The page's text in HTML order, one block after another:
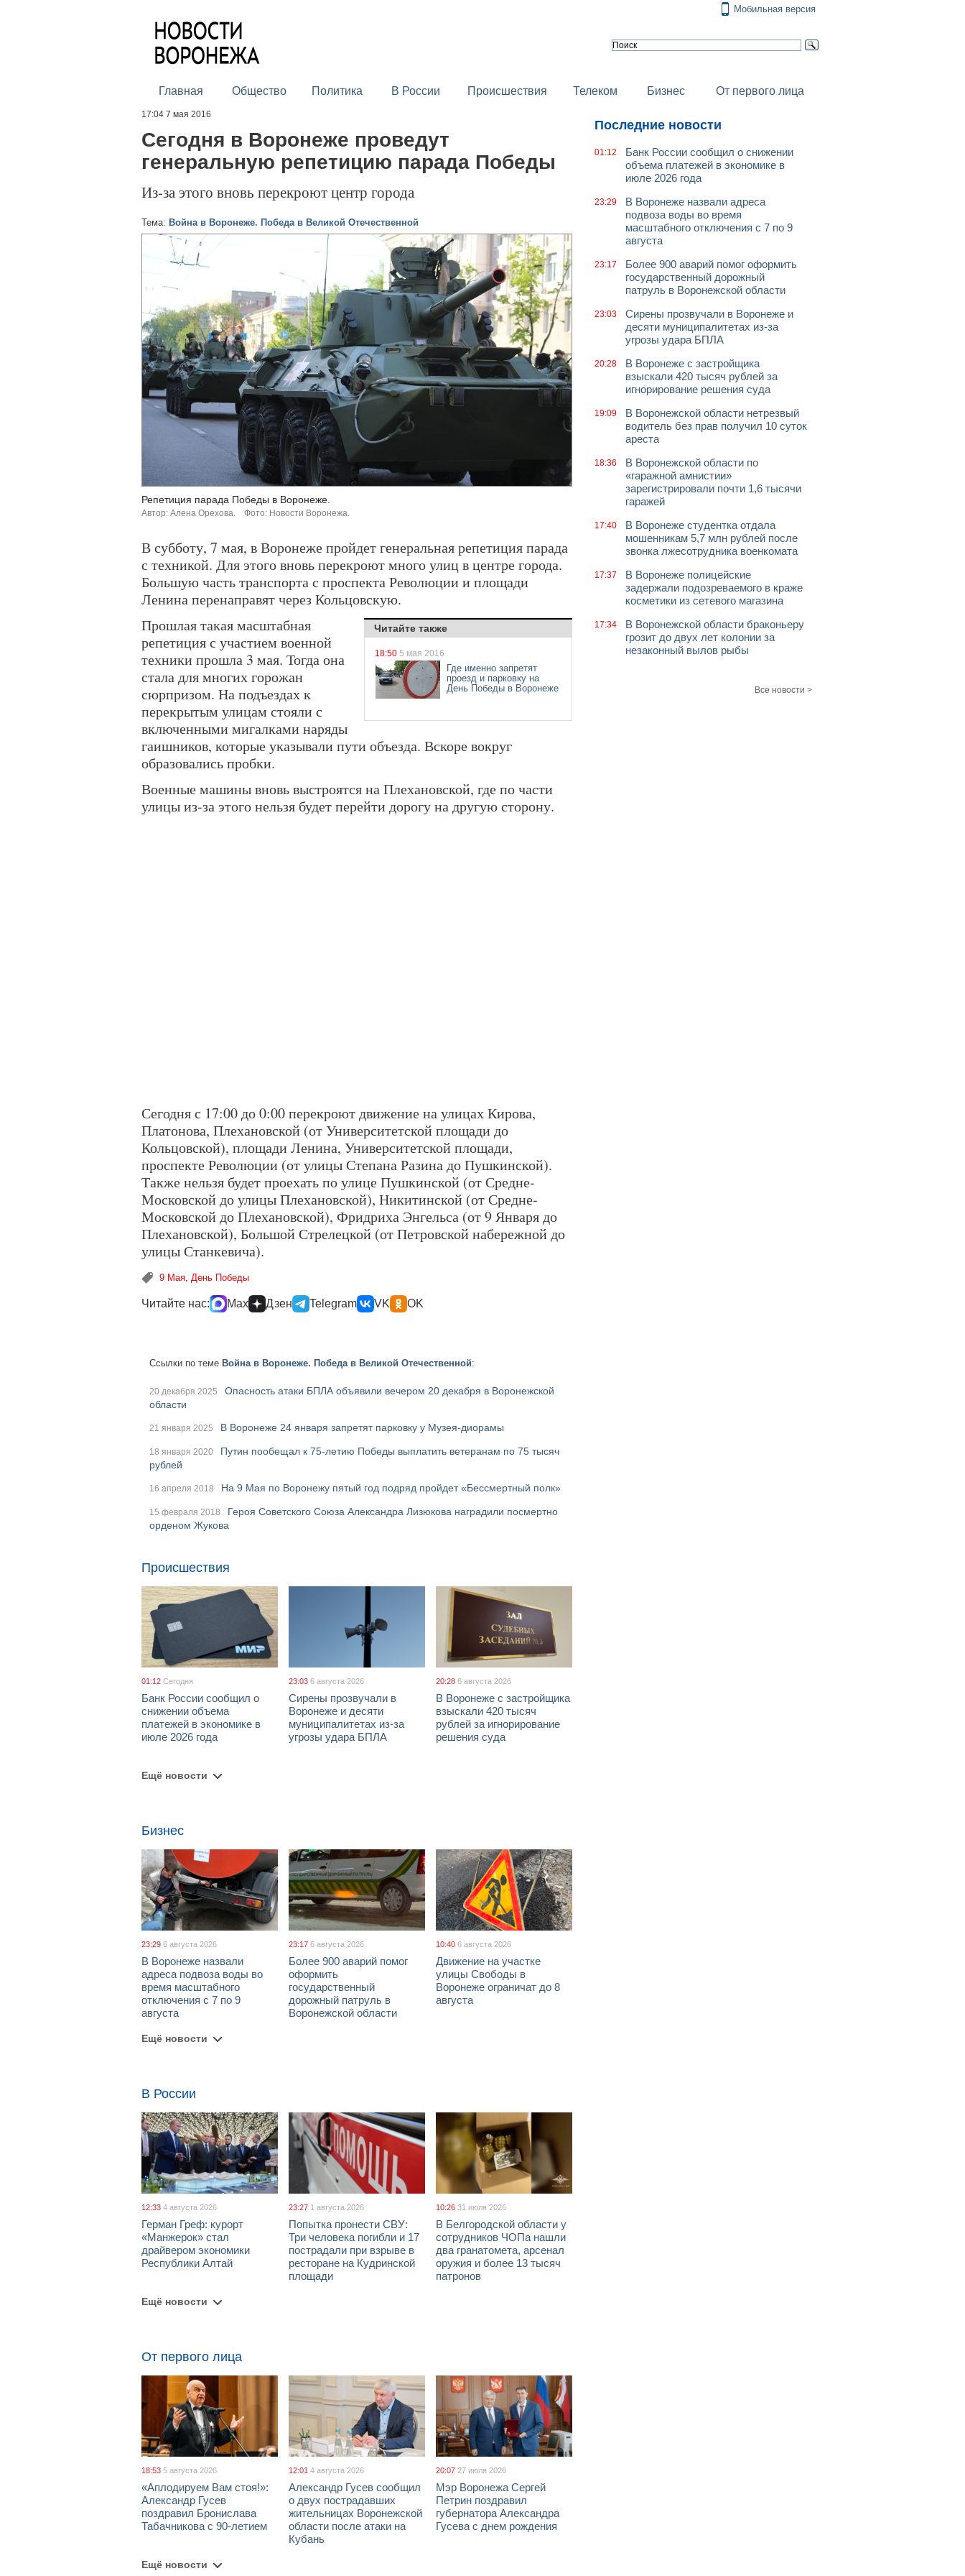
Мобильная версия
Главная Общество Политика В России Происшествия Телеком Бизнес От первого лица
17:04 7 мая 2016
Сегодня в Воронеже проведут
генеральную репетицию парада Победы
Из-за этого вновь перекроют центр города
Тема: Война в Воронеже. Победа в Великой Отечественной
Репетиция парада Победы в Воронеже.
Автор: Алена Орехова. Фото: Новости Воронежа.
В субботу, 7 мая, в Воронеже пройдет генеральная репетиция парада
с техникой. Для этого вновь перекроют много улиц в центре города.
Большую часть транспорта с проспекта Революции и площади
Ленина перенаправят через Кольцовскую.
Читайте также
18:50 5 мая 2016
Где именно запретят
проезд и парковку на
День Победы в Воронеже
Прошлая такая масштабная
репетиция с участием военной
техники прошла 3 мая. Тогда она
стала для многих горожан
сюрпризом. На подъездах к
перекрытым улицам стояли с
включенными мигалками наряды
гаишников, которые указывали пути объезда. Вскоре вокруг
образовались пробки.
Военные машины вновь выстроятся на Плехановской, где по части
улицы из-за этого нельзя будет перейти дорогу на другую сторону.
Сегодня с 17:00 до 0:00 перекроют движение на улицах Кирова,
Платонова, Плехановской (от Университетской площади до
Кольцовской), площади Ленина, Университетской площади,
проспекте Революции (от улицы Степана Разина до Пушкинской).
Также нельзя будет проехать по улице Пушкинской (от Средне-
Московской до улицы Плехановской), Никитинской (от Средне-
Московской до Плехановской), Фридриха Энгельса (от 9 Января до
Плехановской), Большой Стрелецкой (от Петровской набережной до
улицы Станкевича).
9 Мая, День Победы
Читайте нас: Max Дзен Telegram VK OK
Ссылки по теме Война в Воронеже. Победа в Великой Отечественной:
20 декабря 2025
Опасность атаки БПЛА объявили вечером 20 декабря в Воронежской
области
21 января 2025 В Воронеже 24 января запретят парковку у Музея-диорамы
18 января 2020
Путин пообещал к 75-летию Победы выплатить ветеранам по 75 тысяч
рублей
16 апреля 2018 На 9 Мая по Воронежу пятый год подряд пройдет «Бессмертный полк»
15 февраля 2018
Героя Советского Союза Александра Лизюкова наградили посмертно
орденом Жукова
Происшествия
01:12 Сегодня
Банк России сообщил о
снижении объема
платежей в экономике в
июле 2026 года
23:03 6 августа 2026
Сирены прозвучали в
Воронеже и десяти
муниципалитетах из-за
угрозы удара БПЛА
20:28 6 августа 2026
В Воронеже с застройщика
взыскали 420 тысяч
рублей за игнорирование
решения суда
Ещё новости
Бизнес
23:29 6 августа 2026
В Воронеже назвали
адреса подвоза воды во
время масштабного
отключения с 7 по 9
августа
23:17 6 августа 2026
Более 900 аварий помог
оформить
государственный
дорожный патруль в
Воронежской области
10:40 6 августа 2026
Движение на участке
улицы Свободы в
Воронеже ограничат до 8
августа
Ещё новости
В России
12:33 4 августа 2026
Герман Греф: курорт
«Манжерок» стал
драйвером экономики
Республики Алтай
23:27 1 августа 2026
Попытка пронести СВУ:
Три человека погибли и 17
пострадали при взрыве в
ресторане на Кудринской
площади
10:26 31 июля 2026
В Белгородской области у
сотрудников ЧОПа нашли
два гранатомета, арсенал
оружия и более 13 тысяч
патронов
Ещё новости
От первого лица
18:53 5 августа 2026
«Аплодируем Вам стоя!»:
Александр Гусев
поздравил Бронислава
Табачникова с 90-летием
12:01 4 августа 2026
Александр Гусев сообщил
о двух пострадавших
жительницах Воронежской
области после атаки на
Кубань
20:07 27 июля 2026
Мэр Воронежа Сергей
Петрин поздравил
губернатора Александра
Гусева с днем рождения
Ещё новости
Последние новости
01:12
Банк России сообщил о снижении
объема платежей в экономике в
июле 2026 года
23:29
В Воронеже назвали адреса
подвоза воды во время
масштабного отключения с 7 по 9
августа
23:17
Более 900 аварий помог оформить
государственный дорожный
патруль в Воронежской области
23:03
Сирены прозвучали в Воронеже и
десяти муниципалитетах из-за
угрозы удара БПЛА
20:28
В Воронеже с застройщика
взыскали 420 тысяч рублей за
игнорирование решения суда
19:09
В Воронежской области нетрезвый
водитель без прав получил 10 суток
ареста
18:36
В Воронежской области по
«гаражной амнистии»
зарегистрировали почти 1,6 тысячи
гаражей
17:40
В Воронеже студентка отдала
мошенникам 5,7 млн рублей после
звонка лжесотрудника военкомата
17:37
В Воронеже полицейские
задержали подозреваемого в краже
косметики из сетевого магазина
17:34
В Воронежской области браконьеру
грозит до двух лет колонии за
незаконный вылов рыбы
Все новости >